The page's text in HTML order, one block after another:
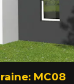
MC08